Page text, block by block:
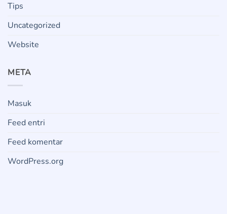
Tips
Uncategorized
Website
META
Masuk
Feed entri
Feed komentar
WordPress.org